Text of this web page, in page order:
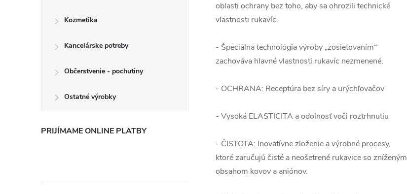
Kozmetika
Kancelárske potreby
Občerstvenie - pochutiny
Ostatné výrobky
PRIJÍMAME ONLINE PLATBY
oblasti ochrany bez toho, aby sa ohrozili technické
vlastnosti rukavíc.
- Špeciálna technológia výroby „zosieťovaním“
zachováva hlavné vlastnosti rukavíc nezmenené.
- OCHRANA: Receptúra ​​bez síry a urýchľovačov
- Vysoká ELASTICITA a odolnosť voči roztrhnutiu
- ČISTOTA: Inovatívne zloženie a výrobné procesy,
ktoré zaručujú čisté a neošetrené rukavice so zníženým
obsahom kovov a aniónov.